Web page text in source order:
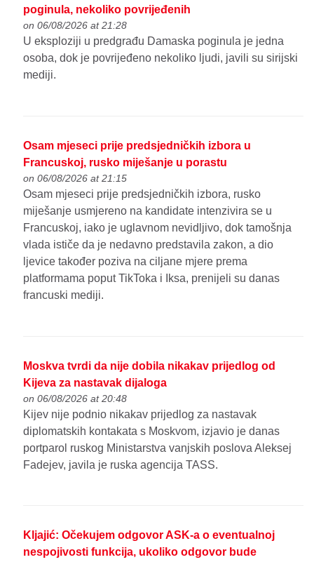
poginula, nekoliko povrijeđenih
on 06/08/2026 at 21:28
U eksploziji u predgrađu Damaska poginula je jedna
osoba, dok je povrijeđeno nekoliko ljudi, javili su sirijski
mediji.
Osam mjeseci prije predsjedničkih izbora u
Francuskoj, rusko miješanje u porastu
on 06/08/2026 at 21:15
Osam mjeseci prije predsjedničkih izbora, rusko
miješanje usmjereno na kandidate intenzivira se u
Francuskoj, iako je uglavnom nevidljivo, dok tamošnja
vlada ističe da je nedavno predstavila zakon, a dio
ljevice također poziva na ciljane mjere prema
platformama poput TikToka i Iksa, prenijeli su danas
francuski mediji.
Moskva tvrdi da nije dobila nikakav prijedlog od
Kijeva za nastavak dijaloga
on 06/08/2026 at 20:48
Kijev nije podnio nikakav prijedlog za nastavak
diplomatskih kontakata s Moskvom, izjavio je danas
portparol ruskog Ministarstva vanjskih poslova Aleksej
Fadejev, javila je ruska agencija TASS.
Kljajić: Očekujem odgovor ASK-a o eventualnoj
nespojivosti funkcija, ukoliko odgovor bude